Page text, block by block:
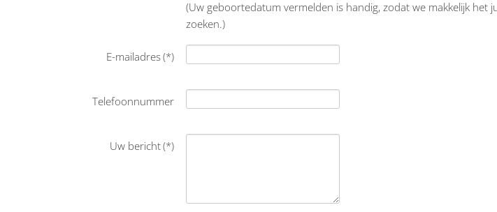
(Uw geboortedatum vermelden is handig, zodat we makkelijk het
zoeken.)
E-mailadres(*)
Telefoonnummer
Uw bericht(*)